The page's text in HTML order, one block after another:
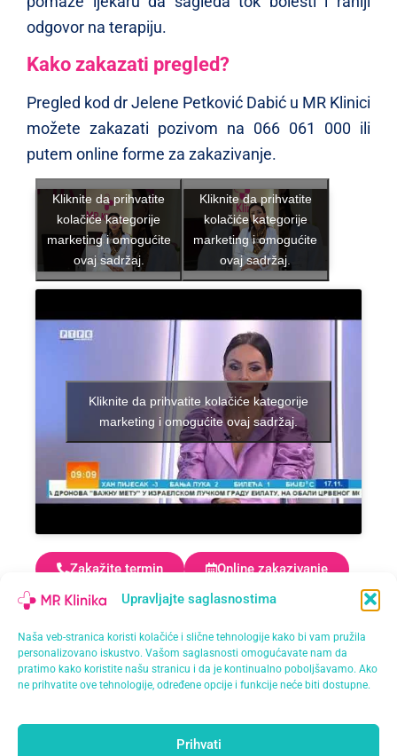
Upravljajte saglasnostima
Naša veb-stranica koristi kolačiće i slične tehnologije kako bi vam pružila
personalizovano iskustvo. Vašom saglasnosti omogućavate nam da
pratimo kako koristite našu stranicu i da je kontinualno poboljšavamo. Ako
ne prihvatite ove tehnologije, određene opcije i funkcije neće biti dostupne.
Prihvati
odgovor na terapiju.
Kako zakazati pregled?
Pregled kod dr Jelene Petković Dabić u MR Klinici
možete zakazati pozivom na 066 061 000 ili
putem online forme za zakazivanje.
Kliknite da prihvatite
kolačiće kategorije
marketing i omogućite
ovaj sadržaj.
Kliknite da prihvatite
kolačiće kategorije
marketing i omogućite
ovaj sadržaj.
Kliknite da prihvatite kolačiće kategorije
marketing i omogućite ovaj sadržaj.
Zakažite termin Online zakazivanje
Doktor ordinira:
Dermatologija Banja